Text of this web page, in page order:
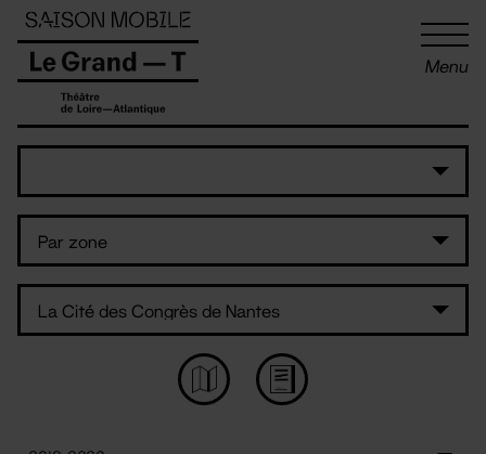
Menu
Panneau de gestion des cookies